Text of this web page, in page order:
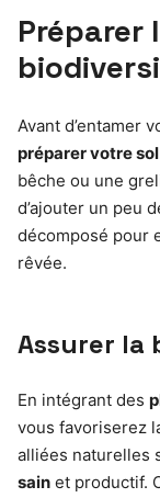
Préparer
Avant d’entamer
préparer votre sol
bêche ou une
d’ajouter un peu
décomposé pour
rêvée.
Assurer la
En intégrant des
vous favoriserez
alliées naturelles
sain et productif.